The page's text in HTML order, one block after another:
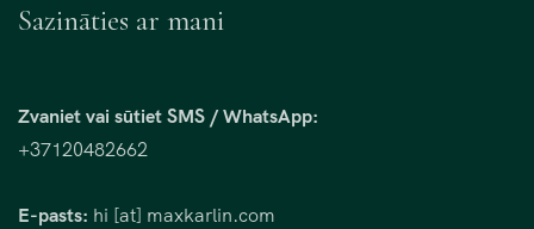
Sazināties ar mani
Zvaniet vai sūtiet SMS / WhatsApp:
+37120482662
E-pasts: hi [at] maxkarlin.com